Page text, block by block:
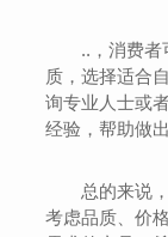
..，消费者
质，选择适合
询专业人士或
经验，帮助做
总的来说
考虑品质、价